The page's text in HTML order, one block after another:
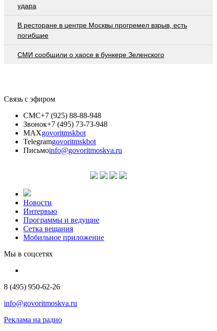
удара
В ресторане в центре Москвы прогремел взрыв, есть
погибшие
СМИ сообщили о хаосе в бункере Зеленского
Связь с эфиром
СМС+7 (925) 88-88-948
Звонок+7 (495) 73-73-948
MAXgovoritmskbot
Telegramgovoritmskbot
Письмоinfo@govoritmoskva.ru
Новости
Интервью
Программы и ведущие
Сетка вещания
Мобильное приложение
Мы в соцсетях
8 (495) 950-62-26
info@govoritmoskva.ru
Реклама на радио